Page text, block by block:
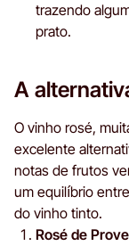
trazendo
prato.
A
O vinho rosé,
excelente
notas de frutos
um equilíbrio
do vinho tinto.
Rosé de